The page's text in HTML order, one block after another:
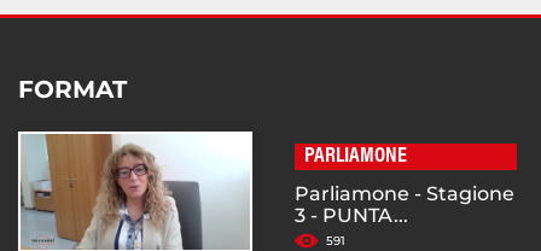
FORMAT
PARLIAMONE
Parliamone - Stagione
3 - PUNTA...
591